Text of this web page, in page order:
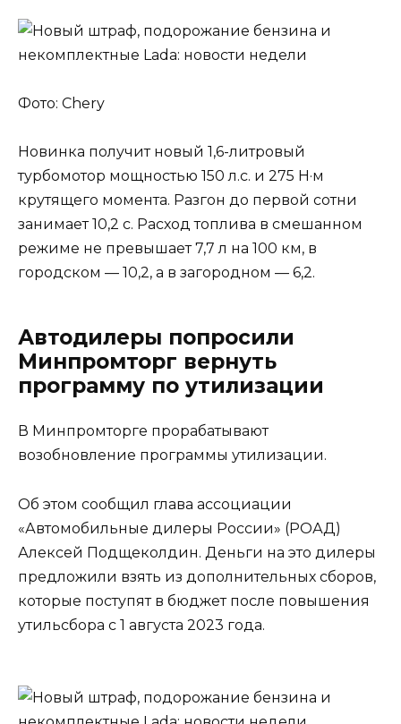
Фото: Chery
Новинка получит новый 1,6-литровый
турбомотор мощностью 150 л.с. и 275 Н·м
крутящего момента. Разгон до первой сотни
занимает 10,2 с. Расход топлива в смешанном
режиме не превышает 7,7 л на 100 км, в
городском — 10,2, а в загородном — 6,2.
Автодилеры попросили
Минпромторг вернуть
программу по утилизации
В Минпромторге прорабатывают
возобновление программы утилизации.
Об этом сообщил глава ассоциации
«Автомобильные дилеры России» (РОАД)
Алексей Подщеколдин. Деньги на это дилеры
предложили взять из дополнительных сборов,
которые поступят в бюджет после повышения
утильсбора с 1 августа 2023 года.